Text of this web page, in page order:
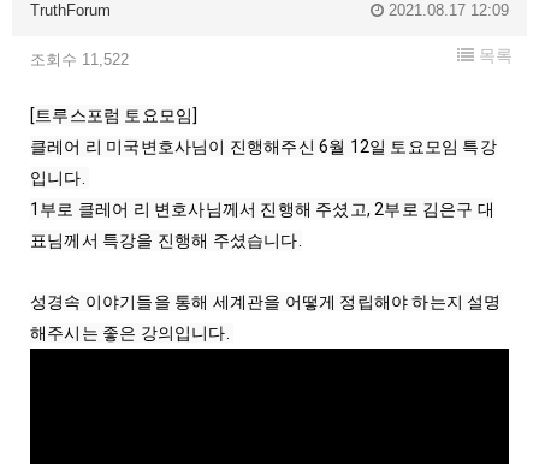
TruthForum 2021.08.17 12:09
조회수 11,522 목록
[트루스포럼 토요모임]
클레어 리 미국변호사님이 진행해주신 6월 12일 토요모임 특강
입니다.
1부로 클레어 리 변호사님께서 진행해 주셨고, 2부로 김은구 대
표님께서 특강을 진행해 주셨습니다.
성경속 이야기들을 통해 세계관을 어떻게 정립해야 하는지 설명
해주시는 좋은 강의입니다.